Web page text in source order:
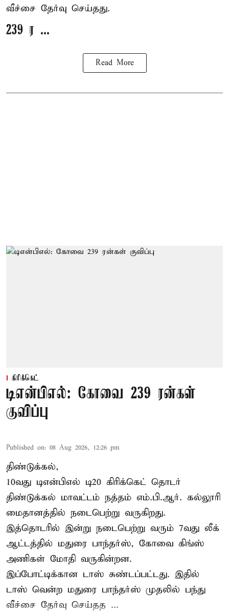
வீச்சை தேர்வு செய்தது.
239 ர ...
Read More
கிரிக்கெட்
டிஎன்பிஎல்: கோவை 239 ரன்கள்
குவிப்பு
Published on: 08 Aug 2026, 12:26 pm
திண்டுக்கல்,
10வது டிஎன்பிஎல் டி20 கிரிக்கெட் தொடர்
திண்டுக்கல் மாவட்டம் நத்தம் எம்.பி.ஆர். கல்லூரி
மைதானத்தில் நடைபெற்று வருகிறது.
இத்தொடரில் இன்று நடைபெற்று வரும் 7வது லீக்
ஆட்டத்தில் மதுரை பாந்தர்ஸ், கோவை கிங்ஸ்
அணிகள் மோதி வருகின்றன.
இப்போட்டிக்கான டாஸ் சுண்டப்பட்டது. இதில்
டாஸ் வென்ற மதுரை பாந்தர்ஸ் முதலில் பந்து
வீச்சை தேர்வு செய்தத ...